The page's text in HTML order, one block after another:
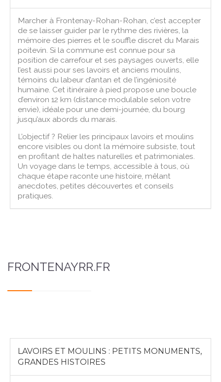
Marcher à Frontenay-Rohan-Rohan, c’est accepter
de se laisser guider par le rythme des rivières, la
mémoire des pierres et le souffle discret du Marais
poitevin. Si la commune est connue pour sa
position de carrefour et ses paysages ouverts, elle
l’est aussi pour ses lavoirs et anciens moulins,
témoins du labeur d’antan et de l’ingéniosité
humaine. Cet itinéraire à pied propose une boucle
d’environ 12 km (distance modulable selon votre
envie), idéale pour une demi-journée, du bourg
jusqu’aux abords du marais.
L’objectif ? Relier les principaux lavoirs et moulins
encore visibles ou dont la mémoire subsiste, tout
en profitant de haltes naturelles et patrimoniales.
Un voyage dans le temps, accessible à tous, où
chaque étape raconte une histoire, mêlant
anecdotes, petites découvertes et conseils
pratiques.
FRONTENAYRR.FR
LAVOIRS ET MOULINS : PETITS MONUMENTS,
GRANDES HISTOIRES